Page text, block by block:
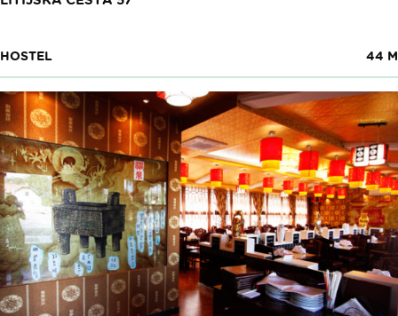
HOSTEL 44 M